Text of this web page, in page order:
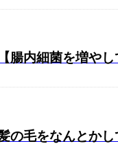
腸内細菌を増や
の毛をなんとか